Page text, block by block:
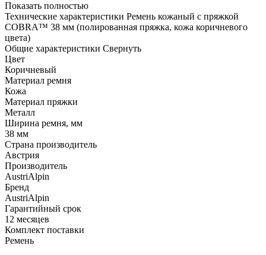
Показать полностью
Технические характеристики Ремень кожаный с пряжкой
COBRA™ 38 мм (полированная пряжка, кожа коричневого
цвета)
Общие характеристики Свернуть
Цвет
Коричневый
Материал ремня
Кожа
Материал пряжки
Металл
Ширина ремня, мм
38 мм
Страна производитель
Австрия
Производитель
AustriAlpin
Бренд
AustriAlpin
Гарантийный срок
12 месяцев
Комплект поставки
Ремень